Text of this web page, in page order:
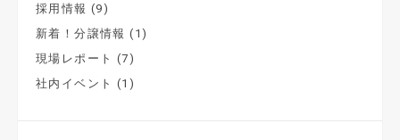
採用情報 (9)
新着！分譲情報 (1)
現場レポート (7)
社内イベント (1)